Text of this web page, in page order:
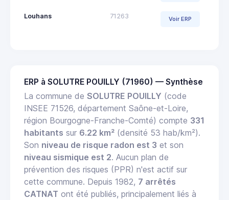
Louhans 71263 Voir ERP
ERP à SOLUTRE POUILLY (71960) — Synthèse
La commune de SOLUTRE POUILLY (code
INSEE 71526, département Saône-et-Loire,
région Bourgogne-Franche-Comté) compte 331
habitants sur 6.22 km² (densité 53 hab/km²).
Son niveau de risque radon est 3 et son
niveau sismique est 2. Aucun plan de
prévention des risques (PPR) n'est actif sur
cette commune. Depuis 1982, 7 arrêtés
CATNAT ont été publiés, principalement liés à